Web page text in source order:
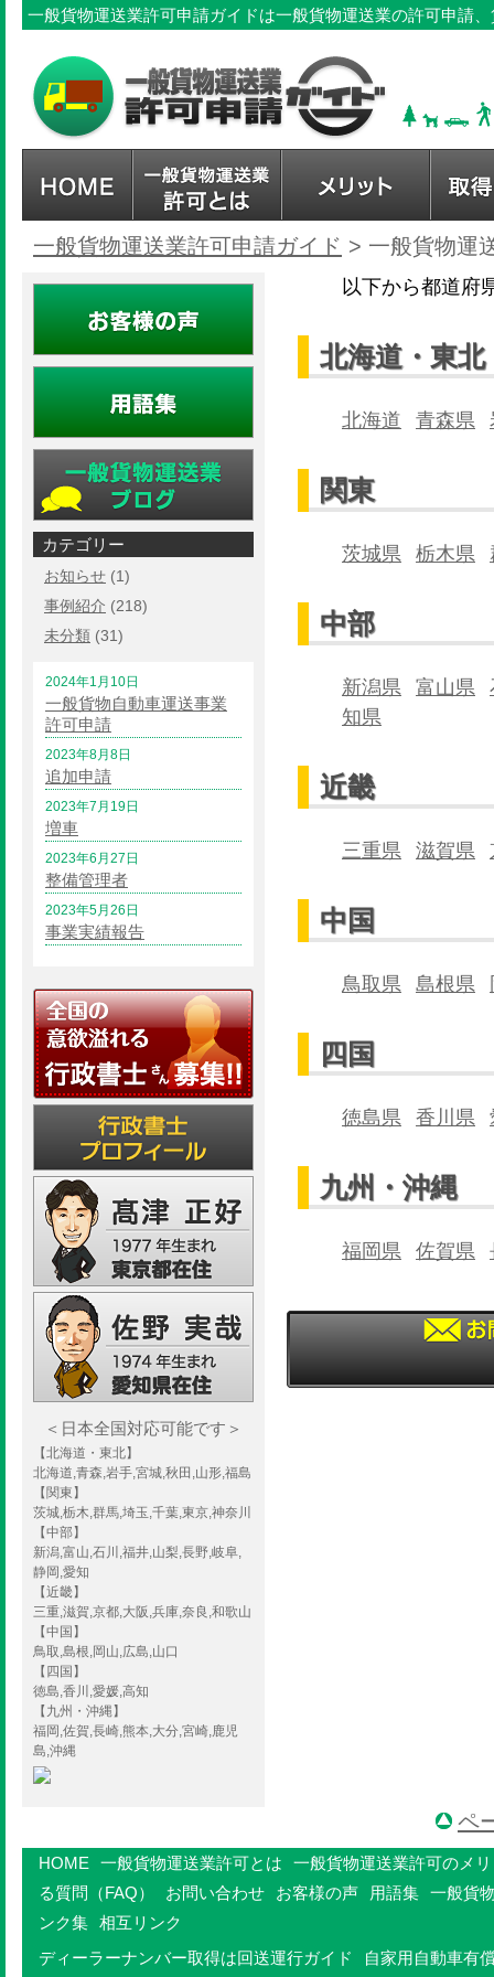
一般貨物運送業許可申請ガイドは一般貨物運送業の許可申請
一般貨物運送業許可申請ガイド > 一般貨物運
以下から都道府
北海道・東北
北海道 青森県
関東
茨城県 栃木県
中部
新潟県 富山県
知県
近畿
三重県 滋賀県
中国
鳥取県 島根県
四国
徳島県 香川県
九州・沖縄
福岡県 佐賀県
カテゴリー
お知らせ (1)
事例紹介 (218)
未分類 (31)
2024年1月10日
一般貨物自動車運送事業
許可申請
2023年8月8日
追加申請
2023年7月19日
増車
2023年6月27日
整備管理者
2023年5月26日
事業実績報告
＜日本全国対応可能です＞
【北海道・東北】
北海道,青森,岩手,宮城,秋田,山形,福島
【関東】
茨城,栃木,群馬,埼玉,千葉,東京,神奈川
【中部】
新潟,富山,石川,福井,山梨,長野,岐阜,
静岡,愛知
【近畿】
三重,滋賀,京都,大阪,兵庫,奈良,和歌山
【中国】
鳥取,島根,岡山,広島,山口
【四国】
徳島,香川,愛媛,高知
【九州・沖縄】
福岡,佐賀,長崎,熊本,大分,宮崎,鹿児
島,沖縄
ペ
HOME 一般貨物運送業許可とは
一般貨物運送業許可のメ
る質問（FAQ）
お問い合わせ お客様の声 用語集 一般貨
ンク集 相互リンク
ディーラーナンバー取得は回送運行ガイド
自家用自動車有